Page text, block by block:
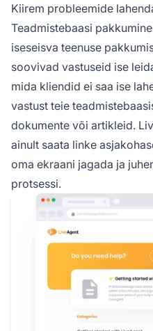
Kiirem probleemide
Teadmistebaasi
iseseisva teenuse
soovivad vastuseid ise
mida kliendid ei saa ise
vastust teie
dokumente või artikleid.
ainult saata linke
oma ekraani jagada ja
protsessi.